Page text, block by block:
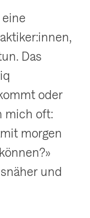
Das
oder
mich oft:
morgen
und